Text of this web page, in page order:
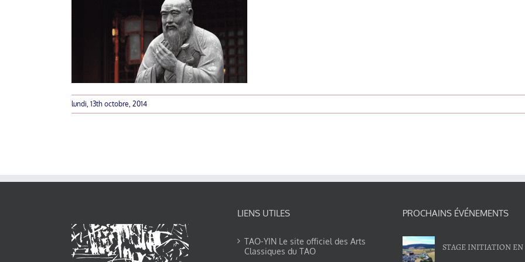
lundi, 13th octobre, 2014
LIENS UTILES
TAO-YIN Le site officiel des Arts
Classiques du TAO
PROCHAINS ÉVÉNEMENTS
STAGE INITIATION EN